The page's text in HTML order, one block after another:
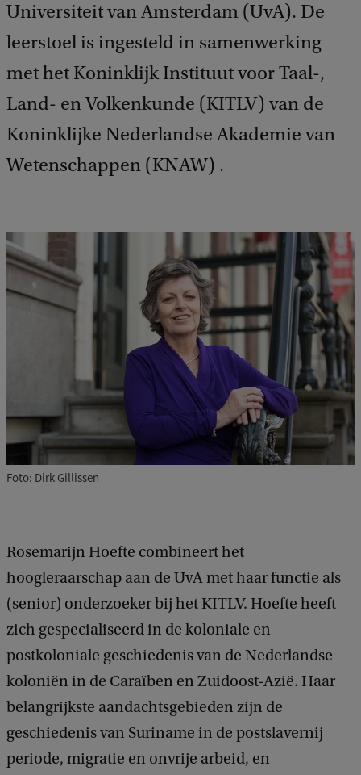
Universiteit van Amsterdam (UvA). De
leerstoel is ingesteld in samenwerking
met het Koninklijk Instituut voor Taal-,
Land- en Volkenkunde (KITLV) van de
Koninklijke Nederlandse Akademie van
Wetenschappen (KNAW) .
Foto: Dirk Gillissen
Rosemarijn Hoefte combineert het
hoogleraarschap aan de UvA met haar functie als
(senior) onderzoeker bij het KITLV. Hoefte heeft
zich gespecialiseerd in de koloniale en
postkoloniale geschiedenis van de Nederlandse
koloniën in de Caraïben en Zuidoost-Azië. Haar
belangrijkste aandachtsgebieden zijn de
geschiedenis van Suriname in de postslavernij
periode, migratie en onvrije arbeid, en